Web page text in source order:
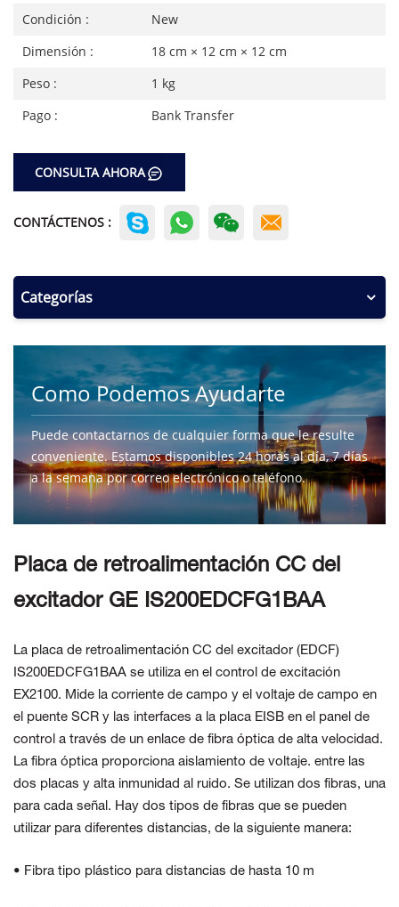
Condición :
New
Dimensión :
18 cm × 12 cm × 12 cm
Peso :
1 kg
Pago :
Bank Transfer
CONSULTA AHORA
CONTÁCTENOS :
Categorías
Como Podemos Ayudarte
Puede contactarnos de cualquier forma que le resulte
conveniente. Estamos disponibles 24 horas al día, 7 días
a la semana por correo electrónico o teléfono.
CONTÁCTENOS
Placa de retroalimentación CC del
excitador GE IS200EDCFG1BAA
La placa de retroalimentación CC del excitador (EDCF)
IS200EDCFG1BAA se utiliza en el control de excitación
EX2100. Mide la corriente de campo y el voltaje de campo en
el puente SCR y las interfaces a la placa EISB en el panel de
control a través de un enlace de fibra óptica de alta velocidad.
La fibra óptica proporciona aislamiento de voltaje. entre las
dos placas y alta inmunidad al ruido. Se utilizan dos fibras, una
para cada señal. Hay dos tipos de fibras que se pueden
utilizar para diferentes distancias, de la siguiente manera:
• Fibra tipo plástico para distancias de hasta 10 m